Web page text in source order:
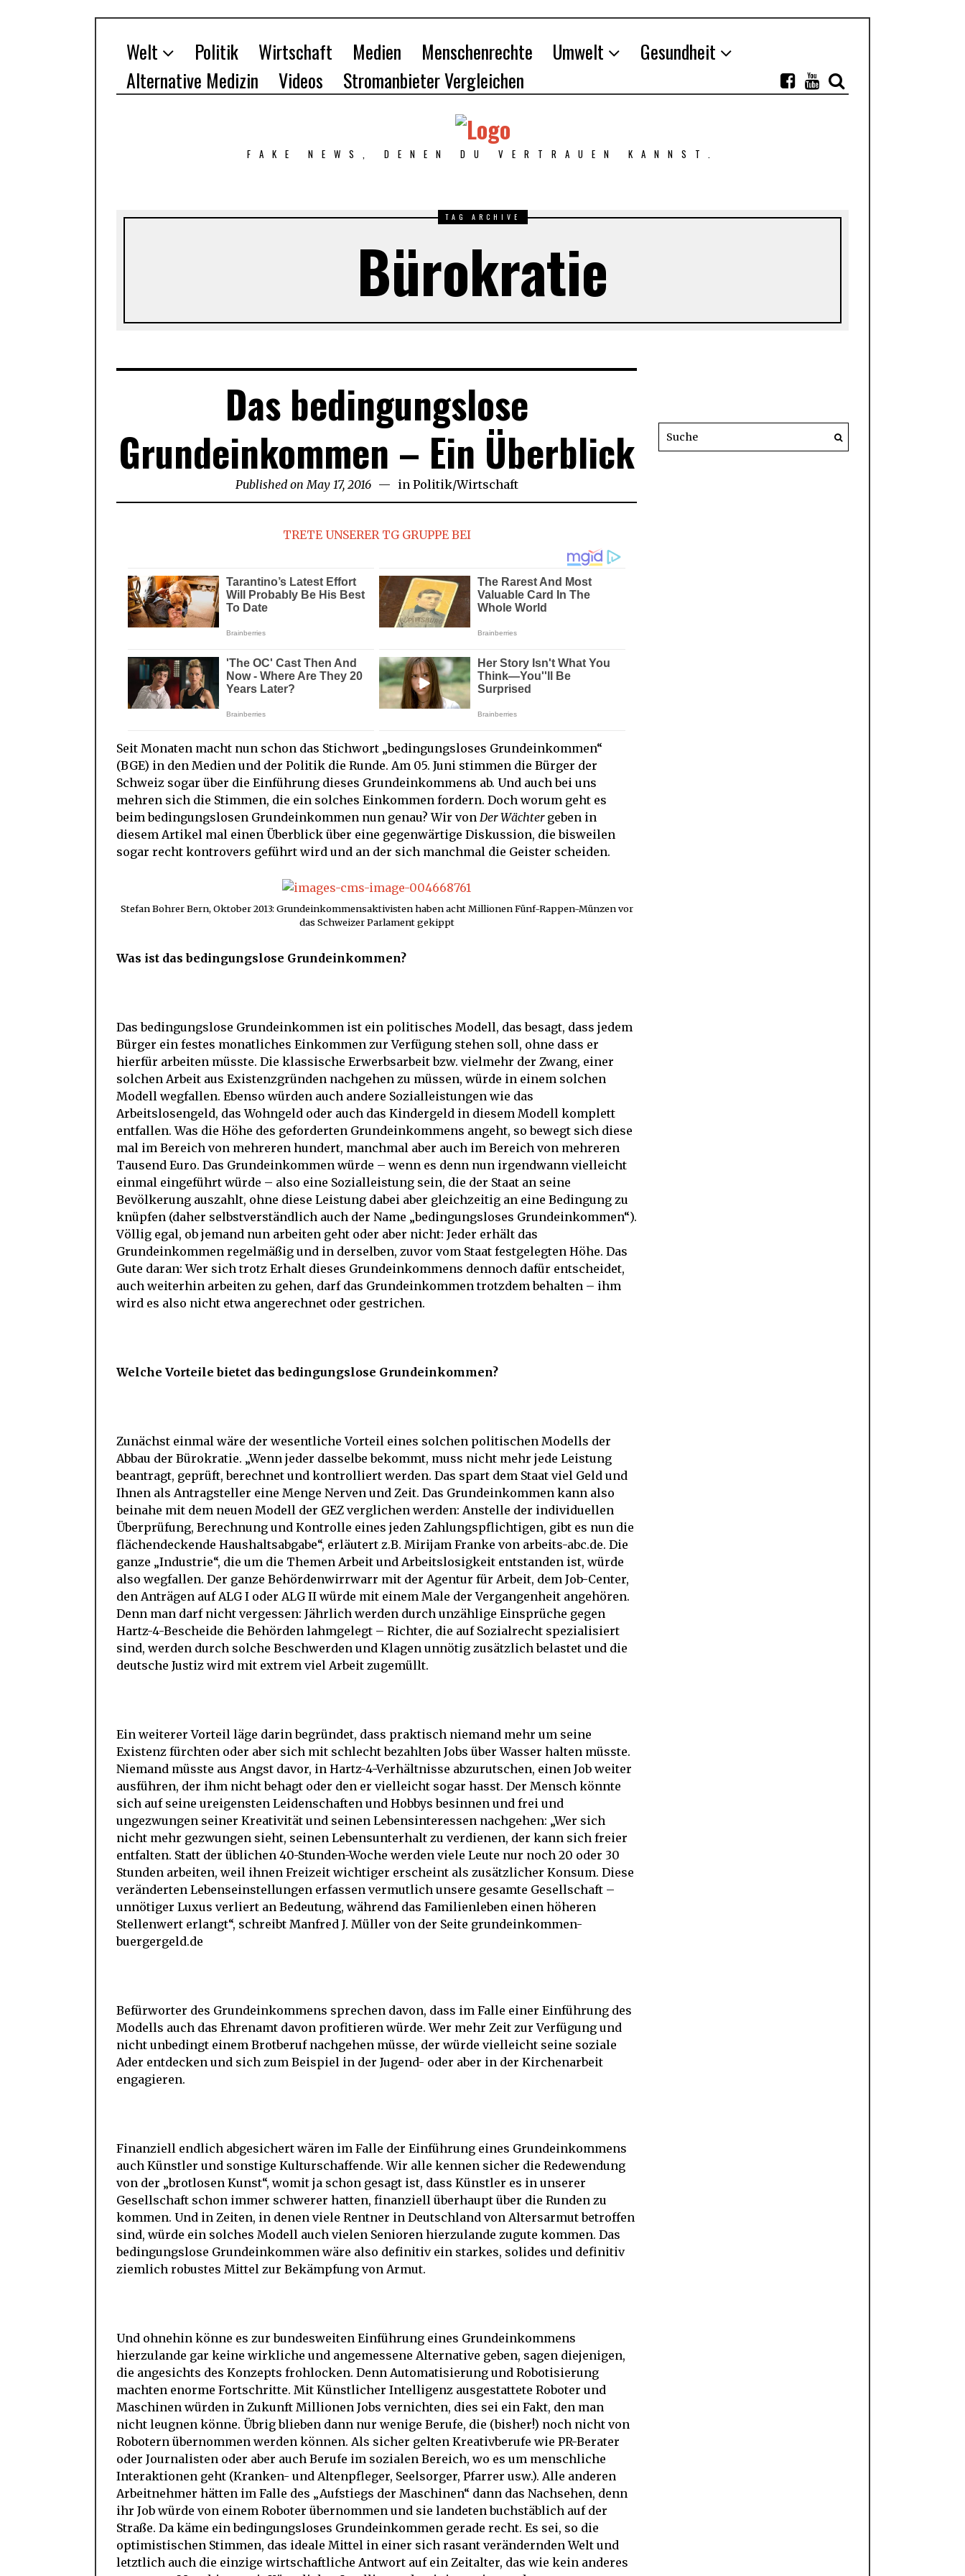
Welt Politik Wirtschaft Medien Menschenrechte Umwelt
Gesundheit
Alternative Medizin
Videos Stromanbieter Vergleichen
FAKE NEWS, DENEN DU VERTRAUEN KANNST.
TAG ARCHIVE
Bürokratie
Das bedingungslose
Grundeinkommen – Ein Überblick
Published on May 17, 2016May
17,
in Politik/Wirtschaft
TRETE UNSERER TG GRUPPE BEI
Seit Monaten macht nun schon das Stichwort „bedingungsloses Grundeinkommen“
(BGE) in den Medien und der Politik die Runde. Am 05. Juni stimmen die Bürger der
Schweiz sogar über die Einführung dieses Grundeinkommens ab. Und auch bei uns
mehren sich die Stimmen, die ein solches Einkommen fordern. Doch worum geht es
beim bedingungslosen Grundeinkommen nun genau? Wir von Der Wächtergeben in
diesem Artikel mal einen Überblick über eine gegenwärtige Diskussion, die bisweilen
sogar recht kontrovers geführt wird und an der sich manchmal die Geister scheiden.
Stefan Bohrer Bern, Oktober 2013: Grundeinkommensaktivisten haben acht Millionen Fünf-Rappen-Münzen vor
das Schweizer Parlament gekippt
Was ist das bedingungslose Grundeinkommen?
Das bedingungslose Grundeinkommen ist ein politisches Modell, das besagt, dass jedem
Bürger ein festes monatliches Einkommen zur Verfügung stehen soll, ohne dass er
hierfür arbeiten müsste. Die klassische Erwerbsarbeit bzw. vielmehr der Zwang, einer
solchen Arbeit aus Existenzgründen nachgehen zu müssen, würde in einem solchen
Modell wegfallen. Ebenso würden auch andere Sozialleistungen wie das
Arbeitslosengeld, das Wohngeld oder auch das Kindergeld in diesem Modell komplett
entfallen. Was die Höhe des geforderten Grundeinkommens angeht, so bewegt sich diese
mal im Bereich von mehreren hundert, manchmal aber auch im Bereich von mehreren
Tausend Euro. Das Grundeinkommen würde – wenn es denn nun irgendwann vielleicht
einmal eingeführt würde – also eine Sozialleistung sein, die der Staat an seine
Bevölkerung auszahlt, ohne diese Leistung dabei aber gleichzeitig an eine Bedingung zu
knüpfen (daher selbstverständlich auch der Name „bedingungsloses Grundeinkommen“).
Völlig egal, ob jemand nun arbeiten geht oder aber nicht: Jeder erhält das
Grundeinkommen regelmäßig und in derselben, zuvor vom Staat festgelegten Höhe. Das
Gute daran: Wer sich trotz Erhalt dieses Grundeinkommens dennoch dafür entscheidet,
auch weiterhin arbeiten zu gehen, darf das Grundeinkommen trotzdem behalten – ihm
wird es also nicht etwa angerechnet oder gestrichen.
Welche Vorteile bietet das bedingungslose Grundeinkommen?
Zunächst einmal wäre der wesentliche Vorteil eines solchen politischen Modells der
Abbau der Bürokratie. „Wenn jeder dasselbe bekommt, muss nicht mehr jede Leistung
beantragt, geprüft, berechnet und kontrolliert werden. Das spart dem Staat viel Geld und
Ihnen als Antragsteller eine Menge Nerven und Zeit. Das Grundeinkommen kann also
beinahe mit dem neuen Modell der GEZ verglichen werden: Anstelle der individuellen
Überprüfung, Berechnung und Kontrolle eines jeden Zahlungspflichtigen, gibt es nun die
flächendeckende Haushaltsabgabe“, erläutert z.B. Mirijam Franke von arbeits-abc.de. Die
ganze „Industrie“, die um die Themen Arbeit und Arbeitslosigkeit entstanden ist, würde
also wegfallen. Der ganze Behördenwirrwarr mit der Agentur für Arbeit, dem Job-Center,
den Anträgen auf ALG I oder ALG II würde mit einem Male der Vergangenheit angehören.
Denn man darf nicht vergessen: Jährlich werden durch unzählige Einsprüche gegen
Hartz-4-Bescheide die Behörden lahmgelegt – Richter, die auf Sozialrecht spezialisiert
sind, werden durch solche Beschwerden und Klagen unnötig zusätzlich belastet und die
deutsche Justiz wird mit extrem viel Arbeit zugemüllt.
Ein weiterer Vorteil läge darin begründet, dass praktisch niemand mehr um seine
Existenz fürchten oder aber sich mit schlecht bezahlten Jobs über Wasser halten müsste.
Niemand müsste aus Angst davor, in Hartz-4-Verhältnisse abzurutschen, einen Job weiter
ausführen, der ihm nicht behagt oder den er vielleicht sogar hasst. Der Mensch könnte
sich auf seine ureigensten Leidenschaften und Hobbys besinnen und frei und
ungezwungen seiner Kreativität und seinen Lebensinteressen nachgehen: „Wer sich
nicht mehr gezwungen sieht, seinen Lebensunterhalt zu verdienen, der kann sich freier
entfalten. Statt der üblichen 40-Stunden-Woche werden viele Leute nur noch 20 oder 30
Stunden arbeiten, weil ihnen Freizeit wichtiger erscheint als zusätzlicher Konsum. Diese
veränderten Lebenseinstellungen erfassen vermutlich unsere gesamte Gesellschaft –
unnötiger Luxus verliert an Bedeutung, während das Familienleben einen höheren
Stellenwert erlangt“, schreibt Manfred J. Müller von der Seite grundeinkommen-
buergergeld.de
Befürworter des Grundeinkommens sprechen davon, dass im Falle einer Einführung des
Modells auch das Ehrenamt davon profitieren würde. Wer mehr Zeit zur Verfügung und
nicht unbedingt einem Brotberuf nachgehen müsse, der würde vielleicht seine soziale
Ader entdecken und sich zum Beispiel in der Jugend- oder aber in der Kirchenarbeit
engagieren.
Finanziell endlich abgesichert wären im Falle der Einführung eines Grundeinkommens
auch Künstler und sonstige Kulturschaffende. Wir alle kennen sicher die Redewendung
von der „brotlosen Kunst“, womit ja schon gesagt ist, dass Künstler es in unserer
Gesellschaft schon immer schwerer hatten, finanziell überhaupt über die Runden zu
kommen. Und in Zeiten, in denen viele Rentner in Deutschland von Altersarmut betroffen
sind, würde ein solches Modell auch vielen Senioren hierzulande zugute kommen. Das
bedingungslose Grundeinkommen wäre also definitiv ein starkes, solides und definitiv
ziemlich robustes Mittel zur Bekämpfung von Armut.
Und ohnehin könne es zur bundesweiten Einführung eines Grundeinkommens
hierzulande gar keine wirkliche und angemessene Alternative geben, sagen diejenigen,
die angesichts des Konzepts frohlocken. Denn Automatisierung und Robotisierung
machten enorme Fortschritte. Mit Künstlicher Intelligenz ausgestattete Roboter und
Maschinen würden in Zukunft Millionen Jobs vernichten, dies sei ein Fakt, den man
nicht leugnen könne. Übrig blieben dann nur wenige Berufe, die (bisher!) noch nicht von
Robotern übernommen werden können. Als sicher gelten Kreativberufe wie PR-Berater
oder Journalisten oder aber auch Berufe im sozialen Bereich, wo es um menschliche
Interaktionen geht (Kranken- und Altenpfleger, Seelsorger, Pfarrer usw.). Alle anderen
Arbeitnehmer hätten im Falle des „Aufstiegs der Maschinen“ dann das Nachsehen, denn
ihr Job würde von einem Roboter übernommen und sie landeten buchstäblich auf der
Straße. Da käme ein bedingungsloses Grundeinkommen gerade recht. Es sei, so die
optimistischen Stimmen, das ideale Mittel in einer sich rasant verändernden Welt und
letztlich auch die einzige wirtschaftliche Antwort auf ein Zeitalter, das wie kein anderes